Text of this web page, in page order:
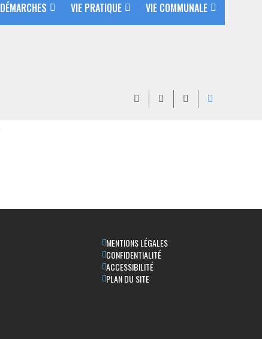
VIE PRATIQUE VIE COMMUNALE
MENTIONS LÉGALES
CONFIDENTIALITÉ
ACCESSIBILITÉ
PLAN DU SITE